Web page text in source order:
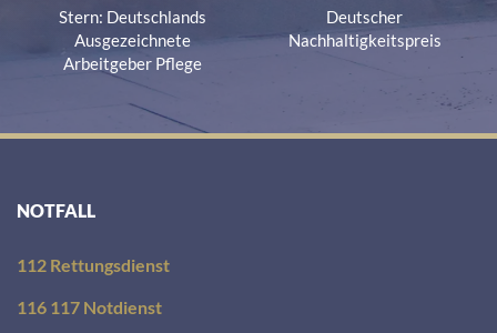
Stern: Deutschlands
Ausgezeichnete
Arbeitgeber Pflege
Deutscher
Nachhaltigkeitspreis
NOTFALL
112 Rettungsdienst
116 117 Notdienst